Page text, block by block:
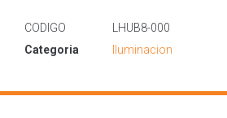
CODIGO
LHUB8-000
Categoria
Iluminacion